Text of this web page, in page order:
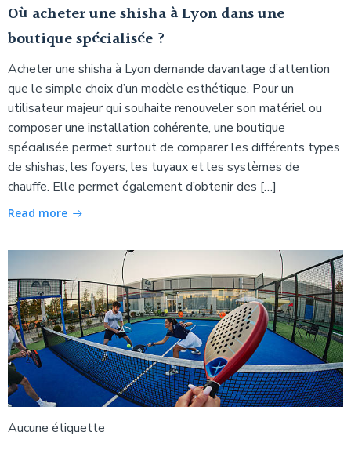
Où acheter une shisha à Lyon dans une
boutique spécialisée ?
Acheter une shisha à Lyon demande davantage d’attention
que le simple choix d’un modèle esthétique. Pour un
utilisateur majeur qui souhaite renouveler son matériel ou
composer une installation cohérente, une boutique
spécialisée permet surtout de comparer les différents types
de shishas, les foyers, les tuyaux et les systèmes de
chauffe. Elle permet également d’obtenir des […]
Read more
Aucune étiquette